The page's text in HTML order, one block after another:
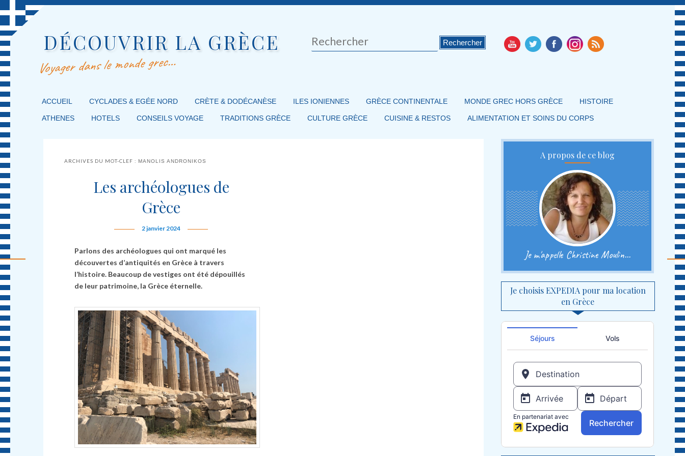
DÉCOUVRIR LA GRÈCE
Voyager dans le monde grec…
Rechercher
MENU PRINCIPAL
MASQUER LA NAVIGATION PRINCIPALE
MASQUER LA NAVIGATION SECONDAIRE
ACCUEIL CYCLADES & EGÉE NORD CRÈTE & DODÉCANÈSE ILES IONIENNES GRÈCE CONTINENTALE MONDE GREC HORS GRÈCE HISTOIRE
ATHENES HOTELS CONSEILS VOYAGE TRADITIONS GRÈCE CULTURE GRÈCE CUISINE & RESTOS ALIMENTATION ET SOINS DU CORPS
ARCHIVES DU MOT-CLEF :MANOLIS ANDRONIKOS
Les archéologues de
Grèce
2 janvier 2024
Parlons des archéologues qui ont marqué les
découvertes d’antiquités en Grèce à travers
l’histoire. Beaucoup de vestiges ont été dépouillés
de leur patrimoine, la Grèce éternelle.
A propos de ce blog
Je m'appelle Christine Moulin...
Je choisis EXPEDIA pour ma location
en Grèce